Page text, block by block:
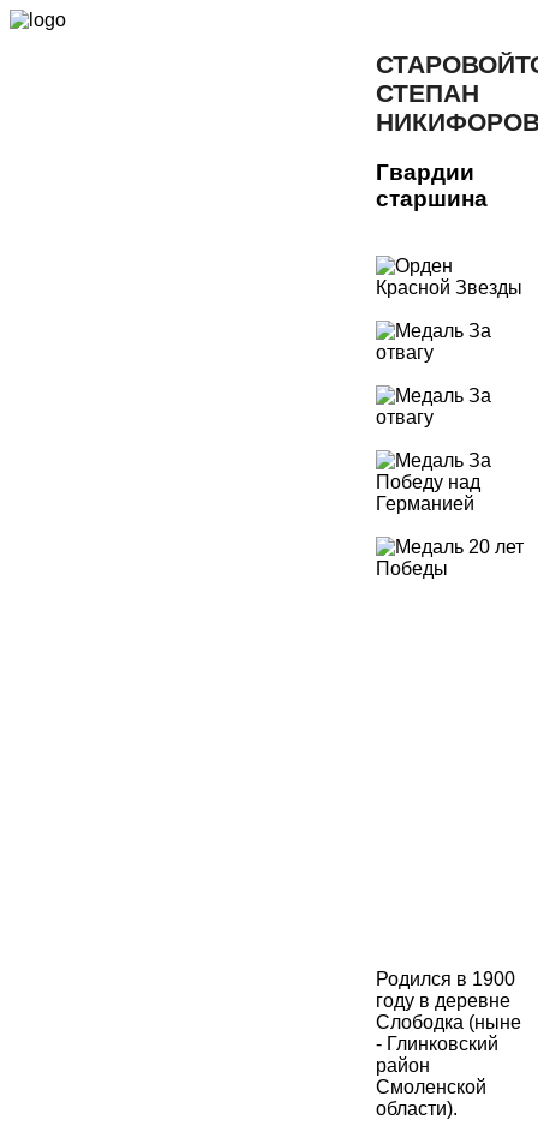
СТЕПАН
Гвардии
старшина
Родился в 1900
году в деревне
Слободка (ныне
- Глинковский
район
Смоленской
области).